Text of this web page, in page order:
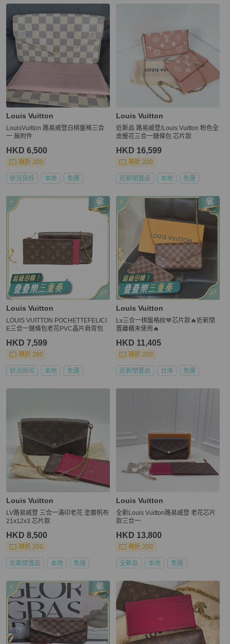
Louis Vuitton
LouisVuitton 路易威登白棋盤格三合
一 無附件
HKD 6,500
現折 200
狀況良好 本地 免運
Louis Vuitton
近新品 路易威登/Louis Vuitton 粉色全
皮壓花三合一鏈條包 芯片款
HKD 16,599
現折 200
近新閒置品 本地 免運
Louis Vuitton
LOUIS VUITTON POCHETTEFELICI
E三合一鏈條包老花PVC晶片肩背包
HKD 7,599
現折 200
狀況尚可 本地 免運
Louis Vuitton
Lv三合一棋盤格紋🤎芯片款🔥近新閒
置離櫃未使用🔥
HKD 11,405
現折 200
近新閒置品 台灣 免運
Louis Vuitton
LV路易威登 三合一滿印老花 塗層帆布
21x12x3 芯片款
HKD 8,500
現折 200
近新閒置品 本地 免運
Louis Vuitton
全新Louis Vuitton路易威登 老花芯片
款三合一
HKD 13,800
現折 200
全新品 本地 免運